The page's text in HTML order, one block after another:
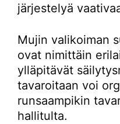
järjestelyä
Mujin valikoiman
ovat nimittäin
ylläpitävät
tavaroitaan voi
runsaampikin
hallitulta.